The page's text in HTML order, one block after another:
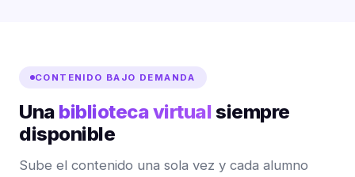
CONTENIDO BAJO DEMANDA
Una biblioteca virtualsiempre
disponible
Sube el contenido una sola vez y cada alumno